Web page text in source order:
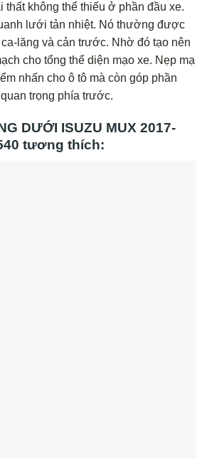
thất không thể thiếu ở phần đầu xe.
lưới tản nhiệt. Nó thường được
lăng và cản trước. Nhờ đó tạo nên
cho tổng thể diện mạo xe. Nẹp mạ
nhấn cho ô tô mà còn góp phần
trọng phía trước.
DƯỚI ISUZU MUX 2017-
tương thích: